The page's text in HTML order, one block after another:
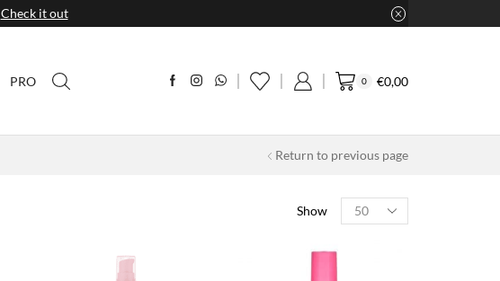
Check it out
PRO 0 €0,00
Return to previous page
Show
Products
per